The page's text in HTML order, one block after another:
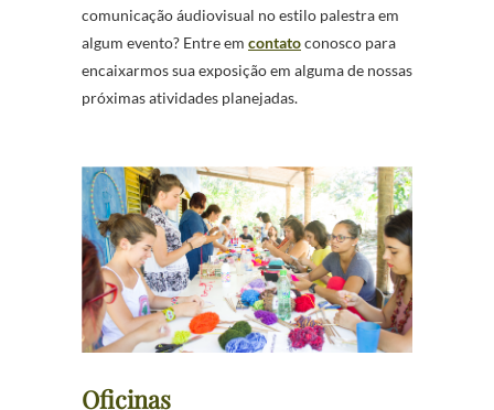
comunicação áudiovisual no estilo palestra em
algum evento? Entre em contatoconosco para
encaixarmos sua exposição em alguma de nossas
próximas atividades planejadas.
Oficinas